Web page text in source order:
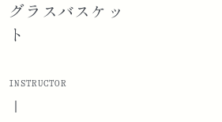
グラスバスケッ
ト
INSTRUCTOR
|